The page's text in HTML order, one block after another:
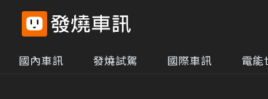
國內車訊 發燒試駕 國際車訊 電能